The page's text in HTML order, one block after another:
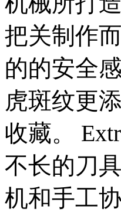
把关制作
的的安全
虎斑纹更
收藏。
不长的刀
机和手工